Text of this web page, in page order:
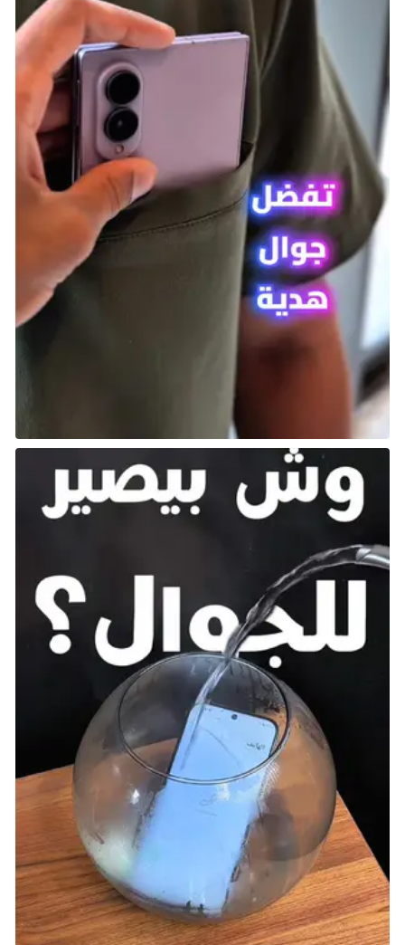
يتمكن الثنائي من إيقاف Wesker إلا من خلال التواءات
الحبكة التي سمحت لهم بإسقاطه بعد أن تم إضعافه
و”تسميمه” قبل أن يتمكن من الإقلاع بالطائرة التي كانت
7. Ultimecia تحقق ضغط الزمن – Final
Fantasy VIII
الأسود” في عائلة Final Fantasy. تتميز اللعبة بنظام
Junctioning المثير للجدل وخلطها بين الرموز السحرية
الكلاسيكية والمستقبلية.
تتناول اللعبة بعض المواضيع المؤثرة مثل الحب، والوحدة،
والفقدان، وتقدمها بطرق مظلمة في بعض الأحيان. مع
وضع هذا في الاعتبار، يبدو من المنطقي أن تظهر ساحرة
شبه منيعة من المستقبل في نهاية اللعبة وتحاول محو
الجميع من وجود الزمن. لماذا لا؟
في وقت لاحق من اللعبة، نكتشف أن Edea ليست الشريرة
حيث يمكن للأخيرة أن تتصرف في الزمن الحالي فقط من
خلال السيطرة على الساحرات في ذلك الوقت، بما في ذلك
Edea و Adel، و Rinoa، وكل منهن لعبن هذا الدور في وقت
ما خلال القصة. من خلالهن، تمكنت أخيرًا من تنفيذ تعويذة
Time Compression التي تدمج الماضي والحاضر
يسمح لها بتشكيل كل ما كان أو سيكون حسب رغبتها.
عندما بدأت التعويذة في التنفيذ، وضعت المجموعة خطة
لمحاربتها: السفر إلى زمن Ultimecia وهزيمتها قبل إكمال
العملية. وعلى الرغم من أن هذه الخطة نجحت في النهاية،